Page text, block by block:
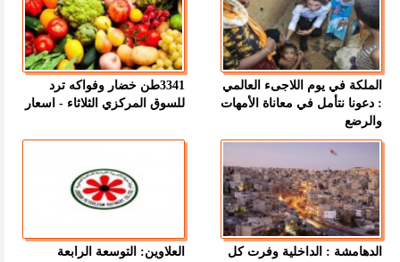
الملكة في يوم اللاجىء العالمي
: دعونا نتأمل في معاناة الأمهات
والرضع
3341طن خضار وفواكه ترد
للسوق المركزي الثلاثاء - اسعار
الدهامشة : الداخلية وفرت كل
العلاوين: التوسعة الرابعة